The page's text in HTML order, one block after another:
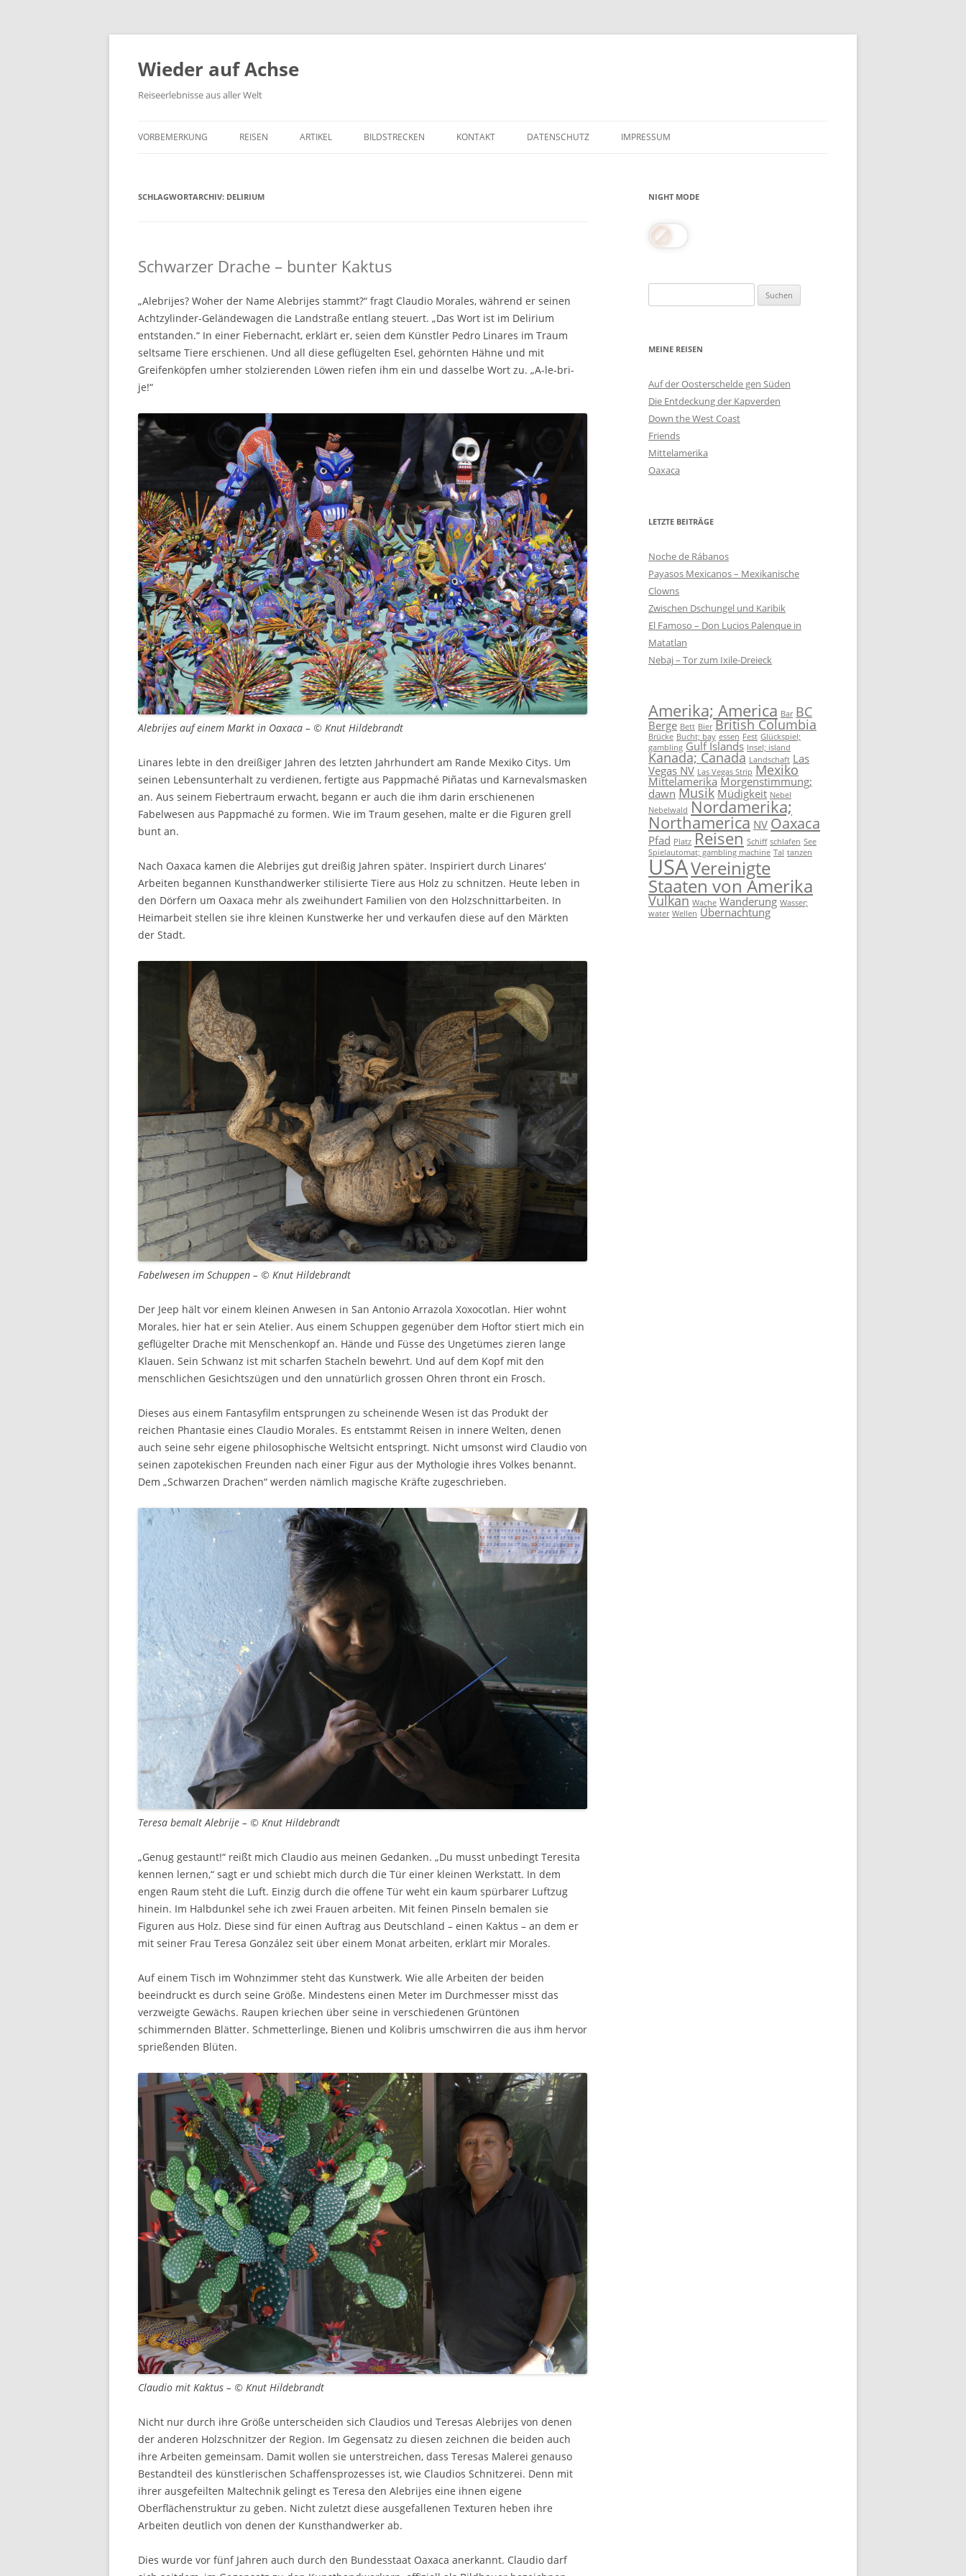
Wieder auf Achse
Reiseerlebnisse aus aller Welt
VORBEMERKUNG REISEN ARTIKEL BILDSTRECKEN KONTAKT DATENSCHUTZ IMPRESSUM
SCHLAGWORTARCHIV: DELIRIUM
Schwarzer Drache – bunter Kaktus
„Alebrijes? Woher der Name Alebrijes stammt?“ fragt Claudio Morales, während er seinen
Achtzylinder-Geländewagen die Landstraße entlang steuert. „Das Wort ist im Delirium
entstanden.“ In einer Fiebernacht, erklärt er, seien dem Künstler Pedro Linares im Traum
seltsame Tiere erschienen. Und all diese geflügelten Esel, gehörnten Hähne und mit
Greifenköpfen umher stolzierenden Löwen riefen ihm ein und dasselbe Wort zu. „A-le-bri-
je!“
Alebrijes auf einem Markt in Oaxaca – © Knut Hildebrandt
Linares lebte in den dreißiger Jahren des letzten Jahrhundert am Rande Mexiko Citys. Um
seinen Lebensunterhalt zu verdienen, fertigte aus Pappmaché Piñatas und Karnevalsmasken
an. Aus seinem Fiebertraum erwacht, begann er auch die ihm darin erschienenen
Fabelwesen aus Pappmaché zu formen. Wie im Traum gesehen, malte er die Figuren grell
bunt an.
Nach Oaxaca kamen die Alebrijes gut dreißig Jahren später. Inspiriert durch Linares‘
Arbeiten begannen Kunsthandwerker stilisierte Tiere aus Holz zu schnitzen. Heute leben in
den Dörfern um Oaxaca mehr als zweihundert Familien von den Holzschnittarbeiten. In
Heimarbeit stellen sie ihre kleinen Kunstwerke her und verkaufen diese auf den Märkten
der Stadt.
Fabelwesen im Schuppen – © Knut Hildebrandt
Der Jeep hält vor einem kleinen Anwesen in San Antonio Arrazola Xoxocotlan. Hier wohnt
Morales, hier hat er sein Atelier. Aus einem Schuppen gegenüber dem Hoftor stiert mich ein
geflügelter Drache mit Menschenkopf an. Hände und Füsse des Ungetümes zieren lange
Klauen. Sein Schwanz ist mit scharfen Stacheln bewehrt. Und auf dem Kopf mit den
menschlichen Gesichtszügen und den unnatürlich grossen Ohren thront ein Frosch.
Dieses aus einem Fantasyfilm entsprungen zu scheinende Wesen ist das Produkt der
reichen Phantasie eines Claudio Morales. Es entstammt Reisen in innere Welten, denen
auch seine sehr eigene philosophische Weltsicht entspringt. Nicht umsonst wird Claudio von
seinen zapotekischen Freunden nach einer Figur aus der Mythologie ihres Volkes benannt.
Dem „Schwarzen Drachen“ werden nämlich magische Kräfte zugeschrieben.
Teresa bemalt Alebrije – © Knut Hildebrandt
„Genug gestaunt!“ reißt mich Claudio aus meinen Gedanken. „Du musst unbedingt Teresita
kennen lernen,“ sagt er und schiebt mich durch die Tür einer kleinen Werkstatt. In dem
engen Raum steht die Luft. Einzig durch die offene Tür weht ein kaum spürbarer Luftzug
hinein. Im Halbdunkel sehe ich zwei Frauen arbeiten. Mit feinen Pinseln bemalen sie
Figuren aus Holz. Diese sind für einen Auftrag aus Deutschland – einen Kaktus – an dem er
mit seiner Frau Teresa González seit über einem Monat arbeiten, erklärt mir Morales.
Auf einem Tisch im Wohnzimmer steht das Kunstwerk. Wie alle Arbeiten der beiden
beeindruckt es durch seine Größe. Mindestens einen Meter im Durchmesser misst das
verzweigte Gewächs. Raupen kriechen über seine in verschiedenen Grüntönen
schimmernden Blätter. Schmetterlinge, Bienen und Kolibris umschwirren die aus ihm hervor
sprießenden Blüten.
Claudio mit Kaktus – © Knut Hildebrandt
Nicht nur durch ihre Größe unterscheiden sich Claudios und Teresas Alebrijes von denen
der anderen Holzschnitzer der Region. Im Gegensatz zu diesen zeichnen die beiden auch
ihre Arbeiten gemeinsam. Damit wollen sie unterstreichen, dass Teresas Malerei genauso
Bestandteil des künstlerischen Schaffensprozesses ist, wie Claudios Schnitzerei. Denn mit
ihrer ausgefeilten Maltechnik gelingt es Teresa den Alebrijes eine ihnen eigene
Oberflächenstruktur zu geben. Nicht zuletzt diese ausgefallenen Texturen heben ihre
Arbeiten deutlich von denen der Kunsthandwerker ab.
Dies wurde vor fünf Jahren auch durch den Bundesstaat Oaxaca anerkannt. Claudio darf
NIGHT MODE
nach:
MEINE REISEN
Auf der Oosterschelde gen Süden
Die Entdeckung der Kapverden
Down the West Coast
Friends
Mittelamerika
Oaxaca
LETZTE BEITRÄGE
Noche de Rábanos
Payasos Mexicanos – Mexikanische
Clowns
Zwischen Dschungel und Karibik
El Famoso – Don Lucios Palenque in
Matatlan
Nebaj – Tor zum Ixile-Dreieck
Amerika; America Bar BC
Berge Bett Bier British Columbia
Brücke Bucht; bay essen Fest Glückspiel;
gambling Gulf Islands Insel; island
Kanada; Canada Landschaft Las
Vegas NV Las Vegas Strip Mexiko
Mittelamerika Morgenstimmung;
dawn Musik Müdigkeit Nebel
Nebelwald Nordamerika;
Northamerica NV Oaxaca
Pfad Platz Reisen Schiff schlafen See
Spielautomat; gambling machine Tal tanzen
USAVereinigte
Staaten von Amerika
Vulkan Wache Wanderung Wasser;
water Wellen Übernachtung